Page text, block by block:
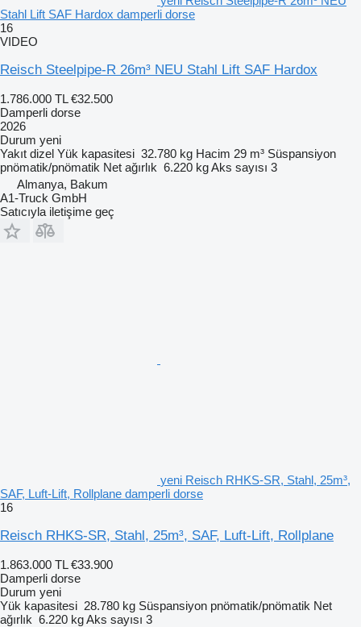
Stahl Lift SAF Hardox damperli dorse
16
VIDEO
Reisch Steelpipe-R 26m³ NEU Stahl Lift SAF Hardox
1.786.000 TL €32.500
Damperli dorse
2026
Durum yeni
Yakıt dizel Yük kapasitesi 32.780 kg Hacim 29 m³ Süspansiyon
pnömatik/pnömatik Net ağırlık 6.220 kgAks sayısı 3
Almanya, Bakum
A1-Truck GmbH
Satıcıyla iletişime geç
yeni Reisch RHKS-SR, Stahl, 25m³,
SAF, Luft-Lift, Rollplane damperli dorse
16
Reisch RHKS-SR, Stahl, 25m³, SAF, Luft-Lift, Rollplane
1.863.000 TL €33.900
Damperli dorse
Durum yeni
Yük kapasitesi 28.780 kg Süspansiyon pnömatik/pnömatik Net
ağırlık 6.220 kgAks sayısı 3